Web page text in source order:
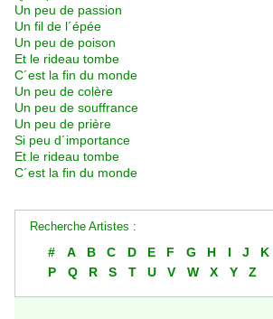
Un peu de passion
Un fil de l´épée
Un peu de poison
Et le rideau tombe
C´est la fin du monde
Un peu de colère
Un peu de souffrance
Un peu de prière
Si peu d´importance
Et le rideau tombe
C´est la fin du monde
Recherche Artistes :
# A B C D E F G H I J K
P
Q R S T U V W X Y Z